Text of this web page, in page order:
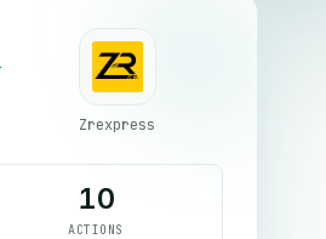
Zrexpress
10
ACTIONS